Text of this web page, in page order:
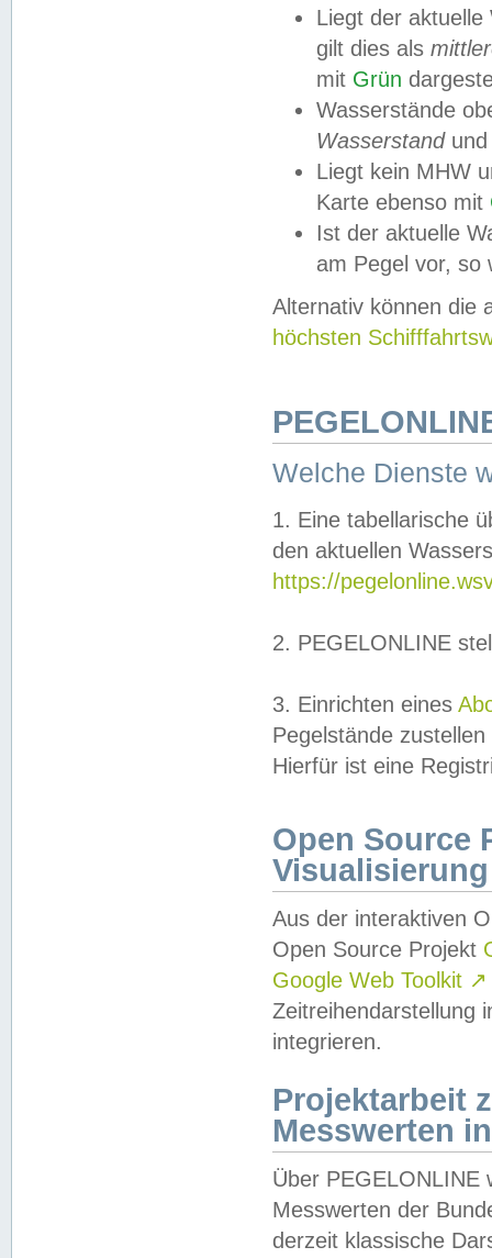
Liegt der
gilt dies als
mit Grün
Wasserstände
Wasserstandund
Liegt kein MHW
Karte ebenso mit
Ist der aktuelle
am Pegel vor,
Alternativ können die
höchsten
Welche Dienste
1. Eine tabellarische
den aktuellen
https://
2. PEGELONLINE
3. Einrichten eines
Pegelstände
Hierfür ist eine
Open Source
Visualisierung
Aus der interaktiven
Open Source Projekt
Google Web Toolkit ↗
Zeitreihendarstellung
integrieren.
Projektarbeit
Messwerten
Über PEGELONLINE
Messwerten der
derzeit klassische